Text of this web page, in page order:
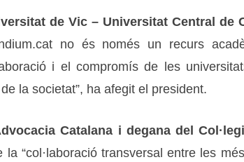
de Vic – Universitat Central de
no és només un recurs
i el compromís de les
la societat”, ha afegit el president.
Catalana i degana del
“col·laboració transversal entre les